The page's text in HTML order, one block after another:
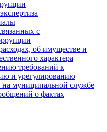
с
об имуществе и
характера
требований к
и урегулированию
на муниципальной службе
о фактах